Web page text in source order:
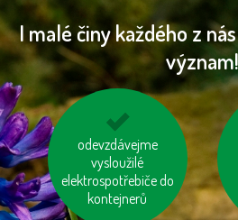
I malé činy každého z
význam!
odevzdávejme
vysloužilé
elektrospotřebiče do
kontejnerů
kupujme výrobky
neobsahující palmový
olej